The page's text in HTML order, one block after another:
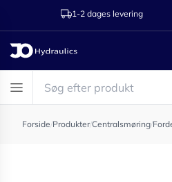
1-2 dages levering
Forside/Produkter/Centralsmøring/